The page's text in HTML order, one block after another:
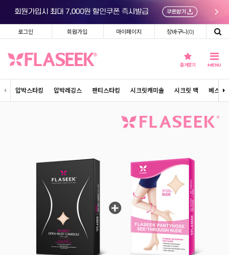
로그인 회원가입 마이페이지 장바구니(0)
즐겨찾기 MENU
압박스타킹 압박레깅스 팬티스타킹 시크릿캐미솔 시크릿 백 베스트